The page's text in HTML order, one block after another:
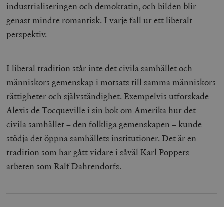
industrialiseringen och demokratin, och bilden blir
genast mindre romantisk. I varje fall ur ett liberalt
perspektiv.
I liberal tradition står inte det civila samhället och
människors gemenskap i motsats till samma människors
rättigheter och självständighet. Exempelvis utforskade
Alexis de Tocqueville i sin bok om Amerika hur det
civila samhället – den folkliga gemenskapen – kunde
stödja det öppna samhällets institutioner. Det är en
tradition som har gått vidare i såväl Karl Poppers
arbeten som Ralf Dahrendorfs.